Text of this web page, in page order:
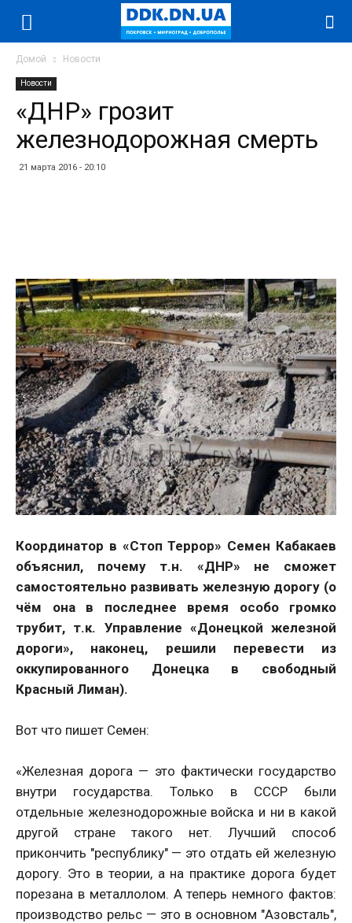
Домой Новости
Новости
«ДНР» грозит
железнодорожная смерть
21 марта 2016 - 20:10
Координатор в «Стоп Террор» Семен Кабакаев
объяснил, почему т.н. «ДНР» не сможет
самостоятельно развивать железную дорогу (о
чём она в последнее время особо громко
трубит, т.к. Управление «Донецкой железной
дороги», наконец, решили перевести из
оккупированного Донецка в свободный
Красный Лиман).
Вот что пишет Семен:
«Железная дорога — это фактически государство
внутри государства. Только в СССР были
отдельные железнодорожные войска и ни в какой
другой стране такого нет. Лучший способ
прикончить "республику" — это отдать ей железную
дорогу. Это в теории, а на практике дорога будет
порезана в металлолом. А теперь немного фактов:
производство рельс — это в основном "Азовсталь",